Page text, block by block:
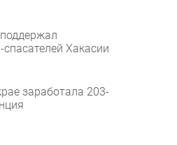
Хакасии
заработала 203-